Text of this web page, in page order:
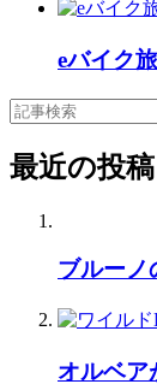
eバイク
最近の投稿
ブルーノ
オルベア